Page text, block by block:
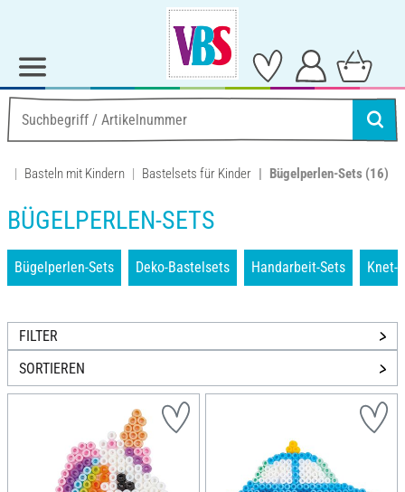
Basteln mit Kindern Bastelsets für Kinder Bügelperlen-Sets (16)
BÜGELPERLEN-SETS
Bügelperlen-Sets Deko-Bastelsets Handarbeit-Sets Knet-
FILTER
SORTIEREN